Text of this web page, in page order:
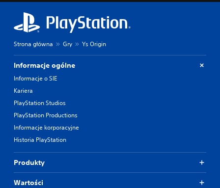
Strona główna Gry Ys Origin
Informacje ogólne
Informacje o SIE
Kariera
PlayStation Studios
PlayStation Productions
Informacje korporacyjne
Historia PlayStation
Produkty
Wartości